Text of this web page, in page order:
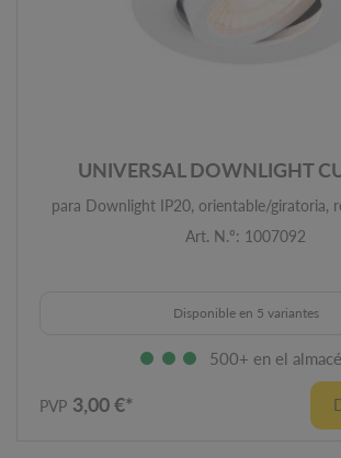
UNIVERSAL DOWNLIGHT
para Downlight IP20, orientable/giratoria,
Art. N.º: 1007092
Disponible en 5 variantes
500+ en el
PVP 3,00 €*